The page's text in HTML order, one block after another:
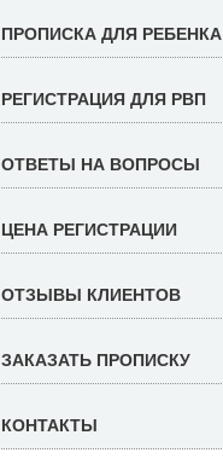
ПРОПИСКА ДЛЯ РЕБЕНКА
РЕГИСТРАЦИЯ ДЛЯ РВП
ОТВЕТЫ НА ВОПРОСЫ
ЦЕНА РЕГИСТРАЦИИ
ОТЗЫВЫ КЛИЕНТОВ
ЗАКАЗАТЬ ПРОПИСКУ
КОНТАКТЫ